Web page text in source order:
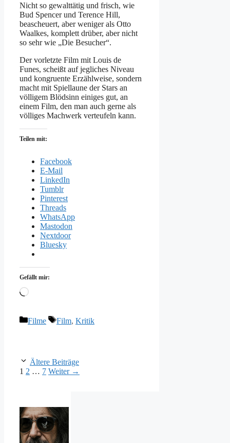
Nicht so gewalttätig und frisch, wie
Bud Spencer und Terence Hill,
beascheuert, aber weniger als Otto
Waalkes, komplett drüber, aber nicht
so sehr wie „Die Besucher“.
Der vorletzte Film mit Louis de
Funes, scheißt auf jegliches Niveau
und kongruente Erzählweise, sondern
macht mit Spiellaune der Stars an
völligem Blödsinn einiges gut, an
einem Film, den man auch gerne als
völliges Machwerk verteufeln kann.
Teilen mit:
Facebook
E-Mail
LinkedIn
Tumblr
Pinterest
Threads
WhatsApp
Mastodon
Nextdoor
Bluesky
Gefällt mir:
Wird
Kategorien
Filme Schlagwörter
Film, Kritik
Ältere Beiträge
Seite
1 Seite
2 … Seite
7 Weiter →